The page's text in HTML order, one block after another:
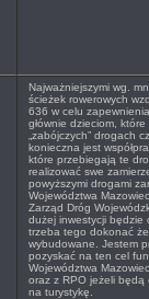
Najważniejszymi wg.
ścieżek rowerowych
636 w celu
głównie dzieciom,
„zabójczych” drogach
konieczna jest
które przebiegają te
realizować swe
powyższymi drogami
Województwa
Zarząd Dróg
dużej inwestycji będzie
trzeba tego dokonać
wybudowane. Jestem
pozyskać na ten cel
Województwa
oraz z RPO jeżeli będą
na turystykę.